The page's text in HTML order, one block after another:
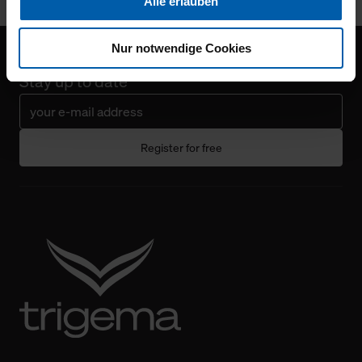
Ihnen auch außerhalb unserer Webseiten ausgewählte
Werbung anzeigen zu können.
Klicken Sie auf "Alle erlauben", damit wir alle Cookies
und Web-Technologien für Ihr personalisiertes
Einkaufserlebnis verwenden dürfen. Über die jeweiligen
Schaltflächen können Sie die Arten der Cookies selbst
festlegen, die Sie erlauben oder ablehnen möchten und
dies mit einem Klick auf „Auswahl erlauben“ bestätigen.
Über den Reiter „Details“ erfahren Sie weiterführende
Informationen über die jeweiligen Cookies und ihren
Verwendungszweck. Bei „Über Cookies“ können Sie
allgemeine Informationen über Cookies einsehen. Über
den Menüpunkt „Datenschutzeinstellungen“ können Sie
Nur notwendige Cookies
Sign up for our Newsletter
Stay up to date
Register for free